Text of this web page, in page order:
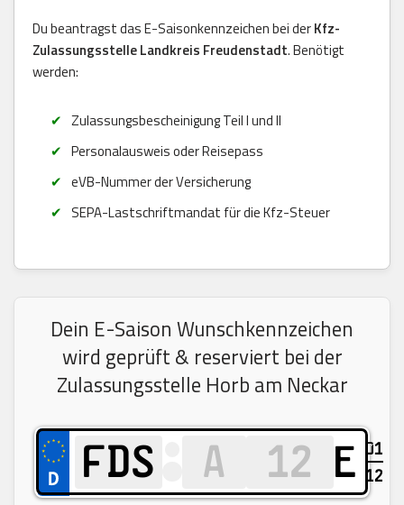
Du beantragst das E-Saisonkennzeichen bei derKfz-
Zulassungsstelle Landkreis Freudenstadt. Benötigt
werden:
Zulassungsbescheinigung Teil I und II
Personalausweis oder Reisepass
eVB-Nummer der Versicherung
SEPA-Lastschriftmandat für die Kfz-Steuer
Dein E-Saison Wunschkennzeichen
wird geprüft & reserviert bei der
Zulassungsstelle Horb am Neckar
E
01
12